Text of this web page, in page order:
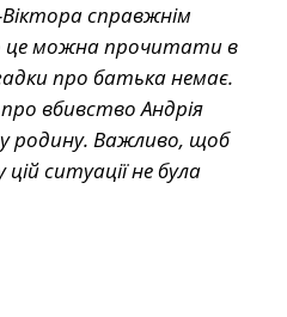
справжнім
це можна прочитати в
про батька немає.
про вбивство Андрія
родину. Важливо, щоб
ситуації не була